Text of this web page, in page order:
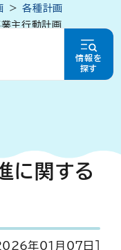
情報を
探す
各種計画
主行動計画
に関する
年01月07日